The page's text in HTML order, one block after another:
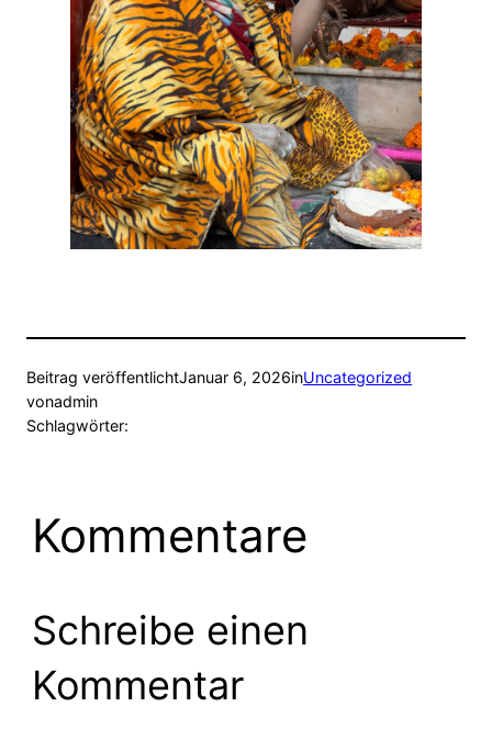
Beitrag veröffentlichtJanuar 6, 2026inUncategorized
vonadmin
Schlagwörter:
Kommentare
Schreibe einen
Kommentar